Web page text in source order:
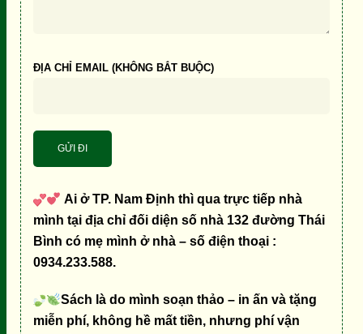
ĐỊA CHỈ EMAIL (KHÔNG BẮT BUỘC)
Ai ở TP. Nam Định thì qua trực tiếp nhà
mình tại địa chỉ đối diện số nhà 132 đường Thái
Bình có mẹ mình ở nhà – số điện thoại :
0934.233.588.
Sách là do mình soạn thảo – in ấn và tặng
miễn phí, không hề mất tiền, nhưng phí vận